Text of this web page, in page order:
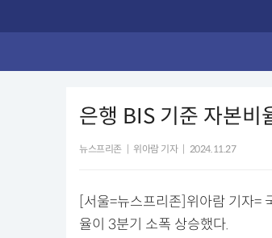
은행 BIS 기준 자본비
뉴스프리존 위아람 기자 2024.11.27
[서울=뉴스프리존]위아람 기자=
율이 3분기 소폭 상승했다.